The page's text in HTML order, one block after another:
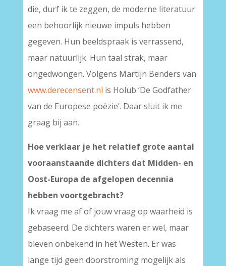
die, durf ik te zeggen, de moderne literatuur
een behoorlijk nieuwe impuls hebben
gegeven. Hun beeldspraak is verrassend,
maar natuurlijk. Hun taal strak, maar
ongedwongen. Volgens Martijn Benders van
www.derecensent.nl is Holub ‘De Godfather
van de Europese poëzie’. Daar sluit ik me
graag bij aan.
Hoe verklaar je het relatief grote aantal
vooraanstaande dichters dat Midden- en
Oost-Europa de afgelopen decennia
hebben voortgebracht?
Ik vraag me af of jouw vraag op waarheid is
gebaseerd. De dichters waren er wel, maar
bleven onbekend in het Westen. Er was
lange tijd geen doorstroming mogelijk als